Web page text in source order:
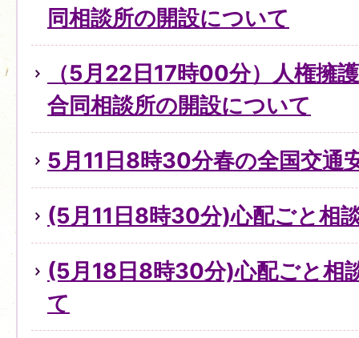
同相談所の開設について
（5月22日17時00分）人権擁
合同相談所の開設について
5月11日8時30分春の全国交通
(5月11日8時30分)心配ごと相
(5月18日8時30分)心配ごと相
て